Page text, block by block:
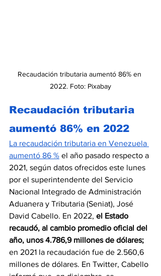
Recaudación tributaria aumentó 86% en
2022. Foto: Pixabay
Recaudación tributaria
aumentó 86% en 2022
La recaudación tributaria en Venezuela
aumentó 86 % el año pasado respecto a
2021, según datos ofrecidos este lunes
por el superintendente del Servicio
Nacional Integrado de Administración
Aduanera y Tributaria (Seniat), José
David Cabello. En 2022, el Estado
recaudó, al cambio promedio oficial del
año, unos 4.786,9 millones de dólares;
en 2021 la recaudación fue de 2.560,6
millones de dólares. En Twitter, Cabello